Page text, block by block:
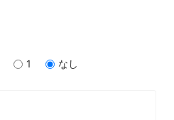
1 なし